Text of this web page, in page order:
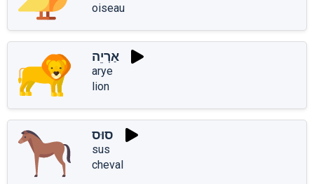
oiseau
אַרְיֵה
arye
lion
סוּס
sus
cheval